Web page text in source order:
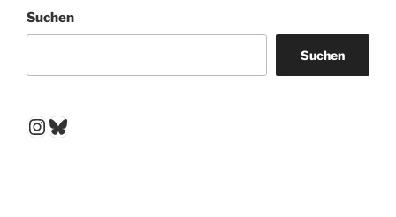
Suchen
Suchen
Instagram
Bluesky